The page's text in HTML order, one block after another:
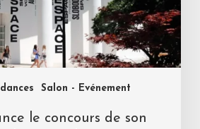
Salon - Evénement
le concours de son